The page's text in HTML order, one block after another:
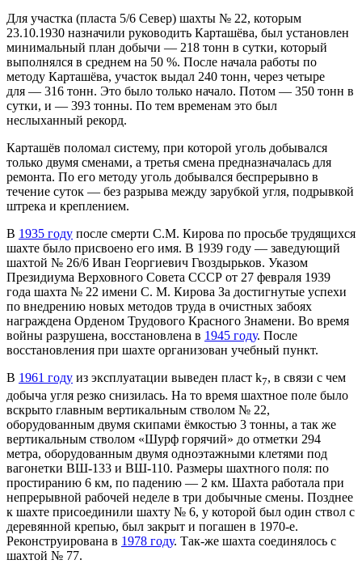
Для участка (пласта 5/6 Север) шахты № 22, которым
23.10.1930 назначили руководить Карташёва, был установлен
минимальный план добычи — 218 тонн в сутки, который
выполнялся в среднем на 50 %. После начала работы по
методу Карташёва, участок выдал 240 тонн, через четыре
для — 316 тонн. Это было только начало. Потом — 350 тонн в
сутки, и — 393 тонны. По тем временам это был
неслыханный рекорд.
Карташёв поломал систему, при которой уголь добывался
только двумя сменами, а третья смена предназначалась для
ремонта. По его методу уголь добывался беспрерывно в
течение суток — без разрыва между зарубкой угля, подрывкой
штрека и креплением.
В 1935 году после смерти С.М. Кирова по просьбе трудящихся
шахте было присвоено его имя. В 1939 году — заведующий
шахтой № 26/6 Иван Георгиевич Гвоздырьков. Указом
Президиума Верховного Совета СССР от 27 февраля 1939
года шахта № 22 имени С. М. Кирова За достигнутые успехи
по внедрению новых методов труда в очистных забоях
награждена Орденом Трудового Красного Знамени. Во время
войны разрушена, восстановлена в 1945 году. После
восстановления при шахте организован учебный пункт.
В 1961 году из эксплуатации выведен пласт k7, в связи с чем
добыча угля резко снизилась. На то время шахтное поле было
вскрыто главным вертикальным стволом № 22,
оборудованным двумя скипами ёмкостью 3 тонны, а так же
вертикальным стволом «Шурф горячий» до отметки 294
метра, оборудованным двумя одноэтажными клетями под
вагонетки ВШ-133 и ВШ-110. Размеры шахтного поля: по
простиранию 6 км, по падению — 2 км. Шахта работала при
непрерывной рабочей неделе в три добычные смены. Позднее
к шахте присоединили шахту № 6, у которой был один ствол с
деревянной крепью, был закрыт и погашен в 1970-е.
Реконструирована в 1978 году. Так-же шахта соединялось с
шахтой № 77.